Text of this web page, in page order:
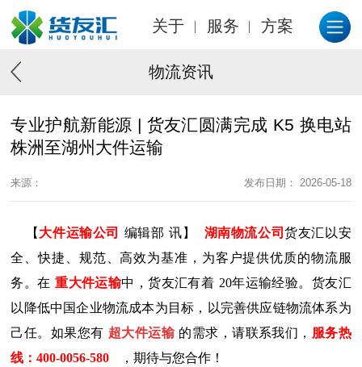
关于 服务 方案
物流资讯
专业护航新能源 | 货友汇圆满完成 K5 换电站
株洲至湖州大件运输
来源： 发布日期： 2026-05-18
【 大件运输公司 编辑部 讯】 湖南物流公司货友汇以安
全、快捷、规范、高效为基准，为客户提供优质的物流服
务。在 重大件运输中，货友汇有着 20年运输经验。货友汇
以降低中国企业物流成本为目标，以完善供应链物流体系为
己任。如果您有 超大件运输 的需求，请联系我们， 服务热
线：400-0056-580 ，期待与您合作！